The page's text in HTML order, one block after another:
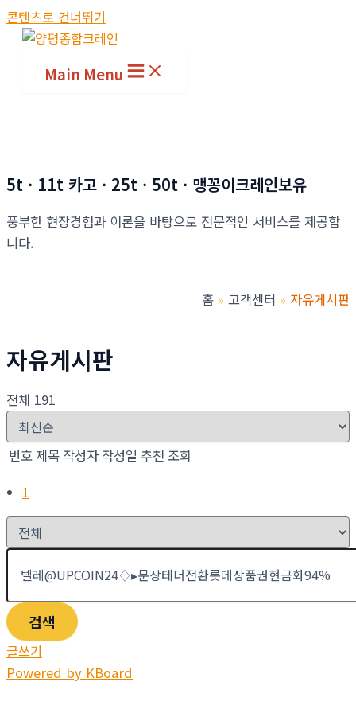
콘텐츠로 건너뛰기
Main Menu
5t · 11t 카고 · 25t · 50t · 맹꽁이크레인보유
풍부한 현장경험과 이론을 바탕으로 전문적인 서비스를 제공합
니다.
홈 고객센터 자유게시판
자유게시판
전체 191
번호제목 작성자 작성일 추천 조회
1
검색
글쓰기
Powered by KBoard